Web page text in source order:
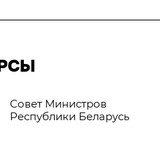
Совет Министров
Республики Беларусь